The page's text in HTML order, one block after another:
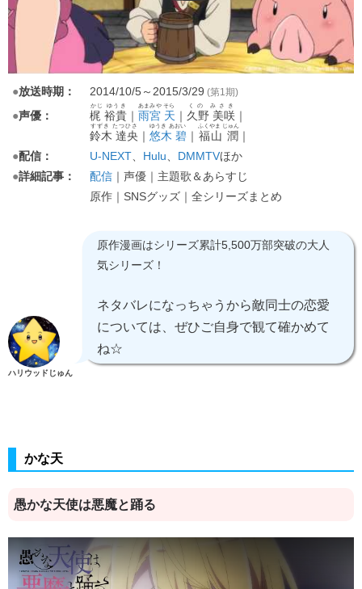
●放送時期： 2014/10/5～2015/3/29 (第1期)
●声優： 梶 裕貴
かじ ゆうき
｜ 雨宮 天
あまみや そら
｜ 久野 美咲
くの みさき
｜
鈴木 達央
すずき たつひさ
｜ 悠木 碧
ゆうき あおい
｜ 福山 潤
ふくやま じゅん
｜
●配信： U-NEXT Hulu DMMTVほか
●詳細記事： 配信 ｜声優｜主題歌＆あらすじ
原作｜SNSグッズ｜全シリーズまとめ
ハリウッドじゅん
原作漫画はシリーズ累計5,500万部突破の大人
気シリーズ！
ネタバレになっちゃうから敵同士の恋愛
については、ぜひご自身で観て確かめて
ね☆
かな天
愚かな天使は悪魔と踊る